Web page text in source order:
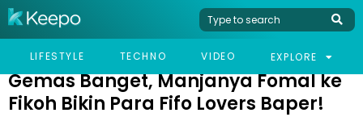
LIFESTYLE TECHNO VIDEO EXPLORE
HOME CELEB
GEMAS BANGET, MANJANYA FOMAL KE FIKOH BIKIN PARA FIFO
Gemas Banget, Manjanya Fomal ke
Fikoh Bikin Para Fifo Lovers Baper!